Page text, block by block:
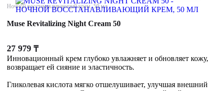
Ночной восстанавливающий крем, 50 мл
Muse Revitalizing Night Cream 50
27 979 ₸
Инновационный крем глубоко увлажняет и обновляет кожу,
возвращает ей сияние и эластичность.
Гликолевая кислота мягко отшелушивает, улучшая внешний